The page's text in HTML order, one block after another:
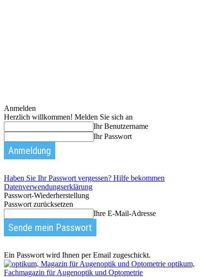
Anmelden
Herzlich willkommen! Melden Sie sich an
Ihr Benutzername
Ihr Passwort
Haben Sie Ihr Passwort vergessen? Hilfe bekommen
Datenverwendungserklärung
Passwort-Wiederherstellung
Passwort zurücksetzen
Ihre E-Mail-Adresse
Ein Passwort wird Ihnen per Email zugeschickt.
optikum,
Fachmagazin für Augenoptik und Optometrie